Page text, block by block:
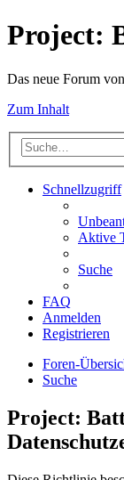
Project:
Das neue Forum
Zum Inhalt
Schnellzugriff
Aktive
Suche
FAQ
Anmelden
Registrieren
Foren-
Suche
Project: